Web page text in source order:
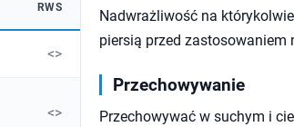
RWS
<>
<>
Nadwrażliwość na
piersią przed
Przechowywanie
Przechowywać w suchym i